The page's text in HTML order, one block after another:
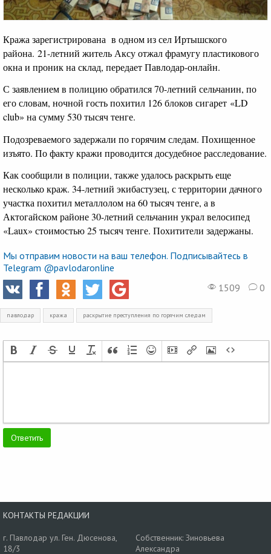
Кража зарегистрирована в одном из сел Иртышского
района. 21-летний житель Аксу отжал фрамугу пластикового
окна и проник на склад, передает Павлодар-онлайн.
С заявлением в полицию обратился 70-летний сельчанин, по
его словам, ночной гость похитил 126 блоков сигарет «LD
club» на сумму 530 тысяч тенге.
Подозреваемого задержали по горячим следам. Похищенное
изъято. По факту кражи проводится досудебное расследование.
Как сообщили в полиции, также удалось раскрыть еще
несколько краж. 34-летний экибастузец, с территории дачного
участка похитил металлолом на 60 тысяч тенге, а в
Актогайском районе 30-летний сельчанин украл велосипед
«Laux» стоимостью 25 тысяч тенге. Похитители задержаны.
Мы отправим новости на ваш телефон. Подписывайтесь в
Telegram @pavlodaronline
1509
0
павлодар кража раскрытие преступления по горячим следам
КОНТАКТЫ РЕДАКЦИИ
г. Павлодар ул. Ген. Дюсенова,
18/3
Собственник: Зиновьева
Александра